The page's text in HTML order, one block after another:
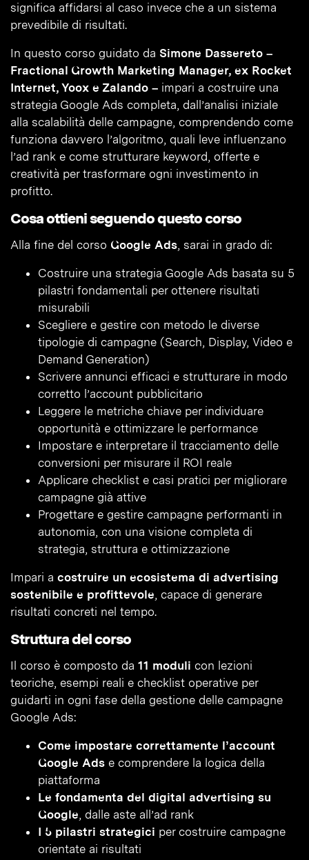
significa affidarsi al caso invece che a un sistema
prevedibile di risultati.
In questo corso guidato da Simone Dassereto –
Fractional Growth Marketing Manager, ex Rocket
Internet, Yoox e Zalando – impari a costruire una
strategia Google Ads completa, dall’analisi iniziale
alla scalabilità delle campagne, comprendendo come
funziona davvero l’algoritmo, quali leve influenzano
l’ad rank e come strutturare keyword, offerte e
creatività per trasformare ogni investimento in
profitto.
Cosa ottieni seguendo questo corso
Alla fine del corso Google Ads, sarai in grado di:
Costruire una strategia Google Ads basata su 5
pilastri fondamentali per ottenere risultati
misurabili
Scegliere e gestire con metodo le diverse
tipologie di campagne (Search, Display, Video e
Demand Generation)
Scrivere annunci efficaci e strutturare in modo
corretto l’account pubblicitario
Leggere le metriche chiave per individuare
opportunità e ottimizzare le performance
Impostare e interpretare il tracciamento delle
conversioni per misurare il ROI reale
Applicare checklist e casi pratici per migliorare
campagne già attive
Progettare e gestire campagne performanti in
autonomia, con una visione completa di
strategia, struttura e ottimizzazione
Impari a costruire un ecosistema di advertising
sostenibile e profittevole, capace di generare
risultati concreti nel tempo.
Struttura del corso
Il corso è composto da 11 moduli con lezioni
teoriche, esempi reali e checklist operative per
guidarti in ogni fase della gestione delle campagne
Google Ads:
Come impostare correttamente l’account
Google Ads e comprendere la logica della
piattaforma
Le fondamenta del digital advertising su
Google, dalle aste all’ad rank
I 5 pilastri strategici per costruire campagne
orientate ai risultati